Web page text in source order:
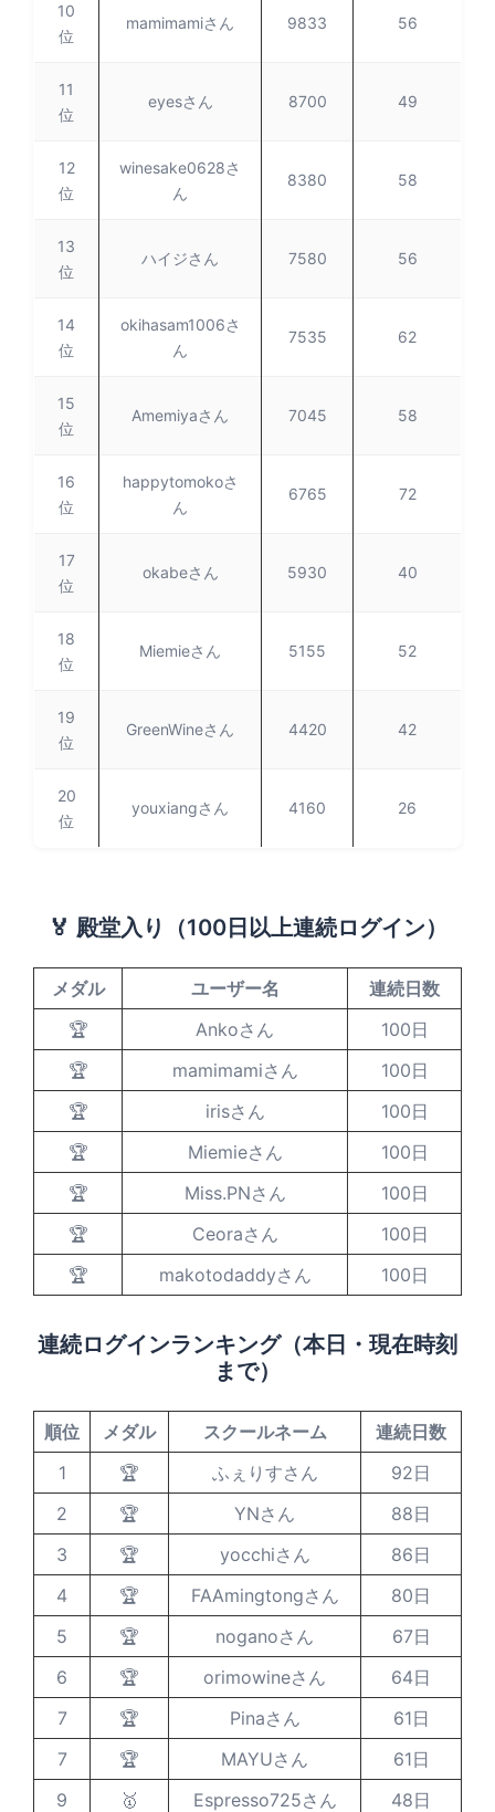
10
位
mamimamiさん 9833 56
11
位
eyesさん 8700 49
12
位
winesake0628さ
ん
8380 58
13
位
ハイジさん 7580 56
14
位
okihasam1006さ
ん
7535 62
15
位
Amemiyaさん 7045 58
16
位
happytomokoさ
ん
6765 72
17
位
okabeさん 5930 40
18
位
Miemieさん 5155 52
19
位
GreenWineさん 4420 42
20
位
youxiangさん 4160 26
🏅 殿堂入り（100日以上連続ログイン）
メダル ユーザー名
連続日数
🏆
Ankoさん
100日
🏆
mamimamiさん
100日
🏆
irisさん
100日
🏆
Miemieさん
100日
🏆
Miss.PNさん
100日
🏆
Ceoraさん
100日
🏆
makotodaddyさん 100日
連続ログインランキング（本日・現在時刻
まで）
順位 メダル スクールネーム
連続日数
1
🏆 ふぇりすさん
92日
2
🏆 YNさん
88日
3
🏆 yocchiさん
86日
4
🏆 FAAmingtongさん
80日
5
🏆 noganoさん
67日
6
🏆 orimowineさん
64日
7
🏆 Pinaさん
61日
7
🏆 MAYUさん
61日
9
🥇 Espresso725さん
48日